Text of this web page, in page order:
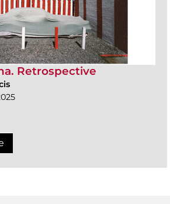
Retrospective